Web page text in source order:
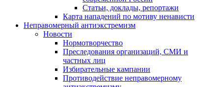
Статьи, доклады, репортажи
Карта нападений по мотиву ненависти
Неправомерный антиэкстремизм
Новости
Нормотворчество
Преследования организаций, СМИ и
частных лиц
Избирательные кампании
Противодействие неправомерному